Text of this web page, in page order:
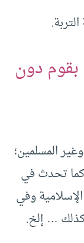
بقوم دون
المسلمين؛
كما تحدث في
وفي
كذلك … إلخ.